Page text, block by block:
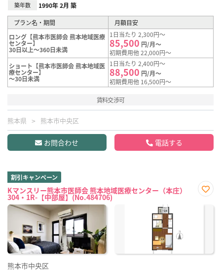
築年数 1990年 2月 築
プラン名・期間
月額目安
ロング【熊本市医師会 熊本地域医療
センター】
30日以上～360日未満
1日当たり 2,300円～
85,500 円/月～
初期費用他 22,000円～
ショート【熊本市医師会 熊本地域医
療センター】
～30日未満
1日当たり 2,400円～
88,500 円/月～
初期費用他 16,500円～
賃料交渉可
熊本県 熊本市中央区
お問合わせ 電話する
割引キャンペーン
Kマンスリー熊本市医師会 熊本地域医療センター（本庄）
304・1R-【中部屋】(No.484706)
に入
熊本市中央区